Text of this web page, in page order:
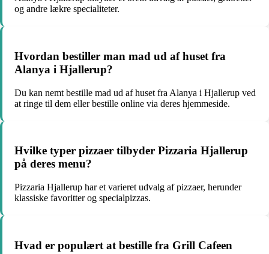
og andre lækre specialiteter.
Hvordan bestiller man mad ud af huset fra
Alanya i Hjallerup?
Du kan nemt bestille mad ud af huset fra Alanya i Hjallerup ved
at ringe til dem eller bestille online via deres hjemmeside.
Hvilke typer pizzaer tilbyder Pizzaria Hjallerup
på deres menu?
Pizzaria Hjallerup har et varieret udvalg af pizzaer, herunder
klassiske favoritter og specialpizzas.
Hvad er populært at bestille fra Grill Cafeen